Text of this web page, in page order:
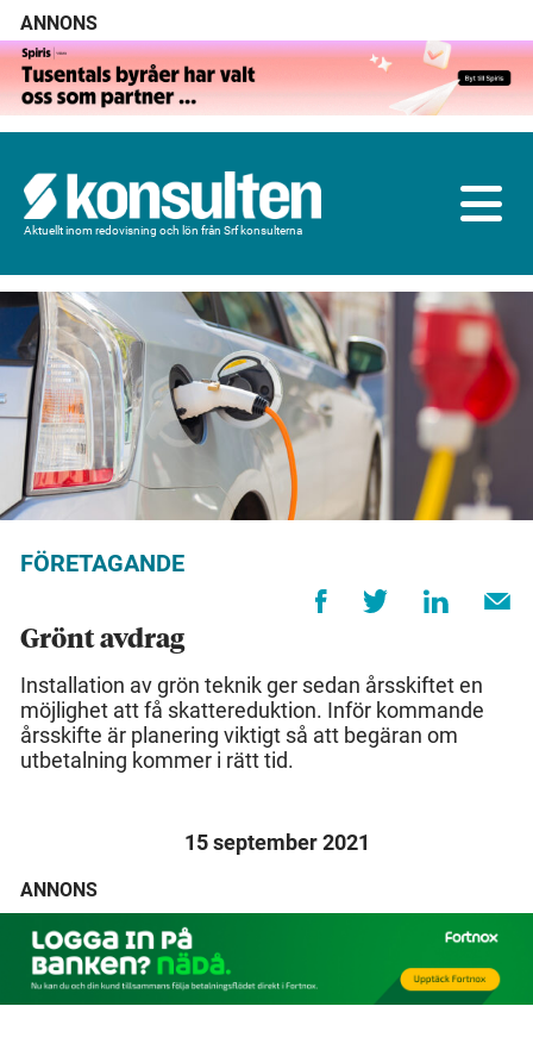
ANNONS
Aktuellt inom redovisning och lön från Srf konsulterna
FÖRETAGANDE
Grönt avdrag
Installation av grön teknik ger sedan årsskiftet en
möjlighet att få skattereduktion. Inför kommande
årsskifte är planering viktigt så att begäran om
utbetalning kommer i rätt tid.
15 september 2021
ANNONS